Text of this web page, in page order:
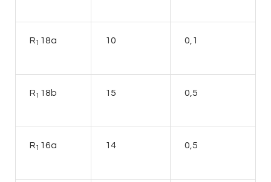
R1 18a 10 0,1
R1 18b 15 0,5
R1 16a 14 0,5